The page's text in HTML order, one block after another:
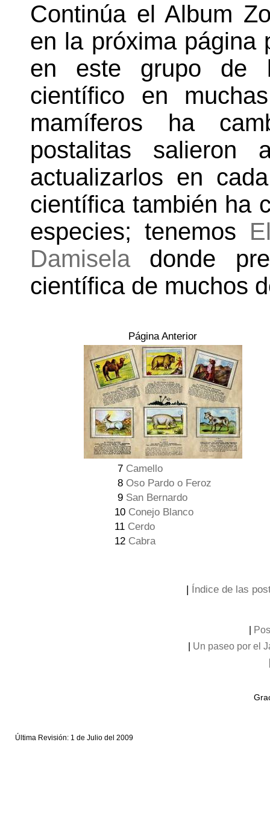
Continúa el Album
en la próxima página
en este grupo de
científico en
mamíferos ha
postalitas salieron
actualizarlos en
científica también ha
especies; tenemos
Damiseladonde
científica de muchos
Página Anterior
7 Camello
8 Oso Pardo o Feroz
9 San Bernardo
10 Conejo Blanco
11 Cerdo
12 Cabra
| Índice de las
Un paseo por el
Última Revisión: 1 de Julio del 2009